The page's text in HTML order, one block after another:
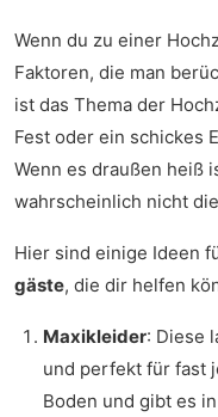
Wenn du zu einer
Faktoren, die man
ist das Thema der
Fest oder ein schickes
Wenn es draußen heiß
wahrscheinlich nicht
Hier sind einige Ideen
gäste, die dir helfen
Maxikleider: Diese
und perfekt für fast
Boden und gibt es